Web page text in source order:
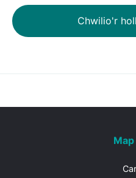
Chwilio'r